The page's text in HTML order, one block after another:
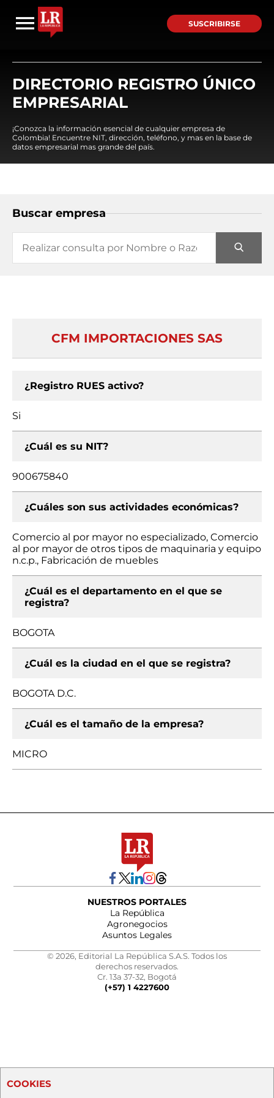
SUSCRIBIRSE
DIRECTORIO REGISTRO ÚNICO
EMPRESARIAL
¡Conozca la información esencial de cualquier empresa de
Colombia! Encuentre NIT, dirección, teléfono, y mas en la base de
datos empresarial mas grande del país.
Buscar empresa
CFM IMPORTACIONES SAS
¿Registro RUES activo?
Si
¿Cuál es su NIT?
900675840
¿Cuáles son sus actividades económicas?
Comercio al por mayor no especializado, Comercio
al por mayor de otros tipos de maquinaria y equipo
n.c.p., Fabricación de muebles
¿Cuál es el departamento en el que se
registra?
BOGOTA
¿Cuál es la ciudad en el que se registra?
BOGOTA D.C.
¿Cuál es el tamaño de la empresa?
MICRO
NUESTROS PORTALES
La República
Agronegocios
Asuntos Legales
© 2026, Editorial La República S.A.S. Todos los
derechos reservados.
Cr. 13a 37-32, Bogotá
(+57) 1 4227600
COOKIES